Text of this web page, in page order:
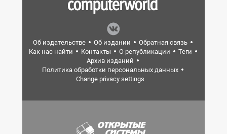
Об издательстве Об издании
Обратная связь
Как нас найти
Контакты О републикации
Теги
Архив изданий
Политика обработки персональных данных
Change privacy settings